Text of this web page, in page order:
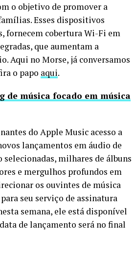
o objetivo de promover a
Esses dispositivos
fornecem cobertura Wi-Fi em
que aumentam a
Aqui no Morse, já conversamos
o papo aqui.
de música focado em música
do Apple Music acesso a
lançamentos em áudio de
milhares de álbuns
e mergulhos profundos em
os ouvintes de música
seu serviço de assinatura
semana, ele está disponível
de lançamento será no final